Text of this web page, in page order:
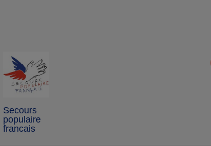
Secours
populaire
français